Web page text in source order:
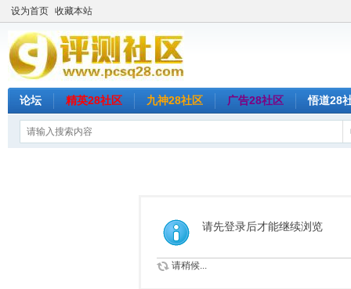
设为首页 收藏本站
论坛 精英28社区 九神28社区 广告28社区 悟道28
请先登录后才能继续浏览
请稍候...